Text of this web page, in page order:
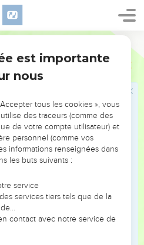
וְשֶׁ֣מַע הוֹלִ֔יד אֶת־רַ֖חַם
וְעֵיפָה֙ פִּילֶ֣גֶשׁ כָּלֵ֔ב יָֽלְדָ֛ה
47
פִּלֶ֤גֶשׁ
וַתֵּ֗לֶד שַׁ֚עַף אֲבִ֣י מַדְמַנָּ֔ה
אֵ֤לֶּה הָיוּ֙ בְּנֵ֣י כָלֵ֔ב בֶּן־ח֖וּר
וַיִּהְי֤וּ בָנִים֙ לְשׁוֹבָ֔ל אֲבִ֖י
וּמִשְׁפְּחוֹת֙ קִרְיַ֣ת יְעָרִ֔ים הַיִּתְרִי֙
est importante
nous
tous les cookies », vous
des traceurs (comme des
de votre compte utilisateur) et
personnel (comme vos
informations renseignées dans
les buts suivants :
service
services tiers tels que de la
contact avec notre service de